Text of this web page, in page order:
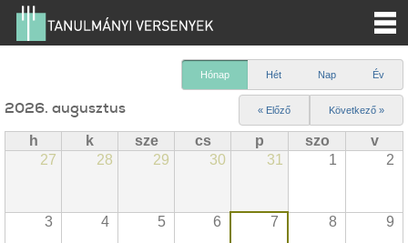
Hónap Hét Nap Év
2026. augusztus « Előző Következő »
h k sze cs p szo
v
27
28 29 30 31 1 2
3 4 5 6 7 8 9